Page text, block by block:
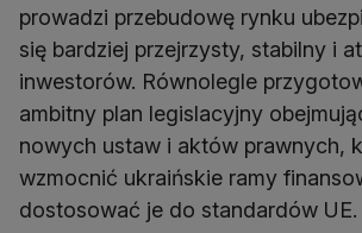
prowadzi przebudowę rynku
się bardziej przejrzysty, stabilny i
inwestorów. Równolegle
ambitny plan legislacyjny
nowych ustaw i aktów prawnych,
wzmocnić ukraińskie ramy
dostosować je do standardów UE.